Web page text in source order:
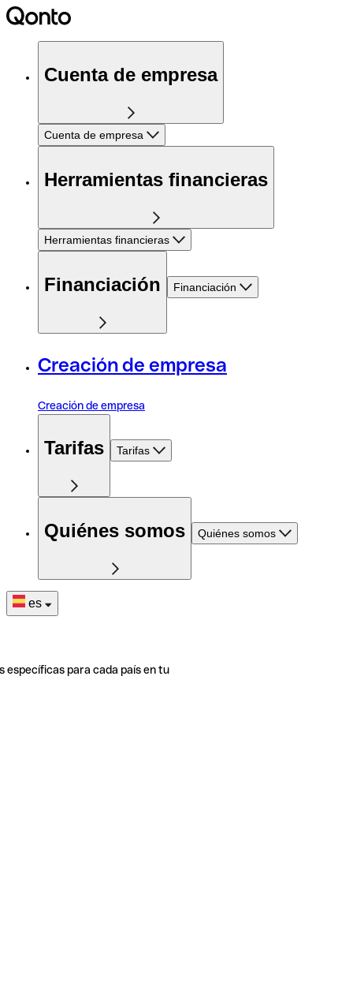
Cuenta de empresa
Cuenta de empresa
Herramientas financieras
Herramientas financieras
Financiación Financiación
Creación de empresa
Creación de empresa
Tarifas Tarifas
Quiénes somos Quiénes somos
es
específicas para cada país en tu